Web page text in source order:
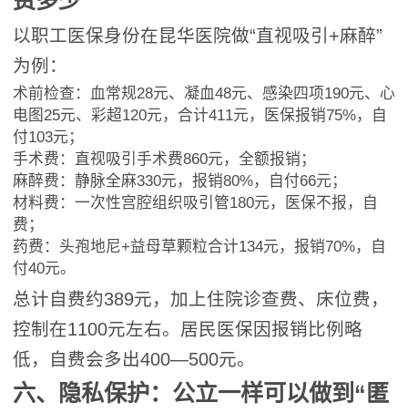
以职工医保身份在昆华医院做“直视吸引+麻醉”
为例：
术前检查：血常规28元、凝血48元、感染四项190元、心
电图25元、彩超120元，合计411元，医保报销75%，自
付103元；
手术费：直视吸引手术费860元，全额报销；
麻醉费：静脉全麻330元，报销80%，自付66元；
材料费：一次性宫腔组织吸引管180元，医保不报，自
费；
药费：头孢地尼+益母草颗粒合计134元，报销70%，自
付40元。
总计自费约389元，加上住院诊查费、床位费，
控制在1100元左右。居民医保因报销比例略
低，自费会多出400—500元。
六、隐私保护：公立一样可以做到“匿